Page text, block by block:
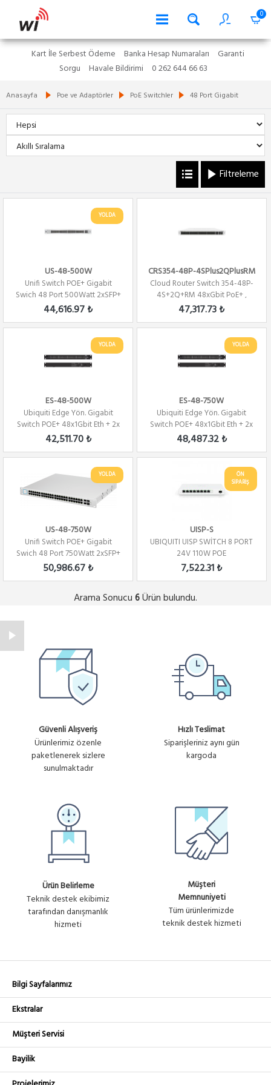
0
Kart İle Serbest Ödeme Banka Hesap Numaraları
Garanti
Sorgu
Havale Bildirimi 0 262 644 66 63
Anasayfa Poe ve Adaptörler PoE Switchler 48 Port Gigabit
Filtreleme
YOLDA
US-48-500W
Unifi Switch POE+ Gigabit
Swich 48 Port 500Watt 2xSFP+
2xSFP Yönet...
44,616.97 ₺
CRS354-48P-4SPlus2QPlusRM
Cloud Router Switch 354-48P-
4S+2Q+RM 48xGbit PoE+ ,
4xSFP+,2Qsfp+ ...
47,317.73 ₺
YOLDA
ES-48-500W
Ubiquiti Edge Yön. Gigabit
Switch POE+ 48x1Gbit Eth + 2x
SFP + 2x ...
42,511.70 ₺
YOLDA
ES-48-750W
Ubiquiti Edge Yön. Gigabit
Switch POE+ 48x1Gbit Eth + 2x
SFP + 2x ...
48,487.32 ₺
YOLDA
US-48-750W
Unifi Switch POE+ Gigabit
Swich 48 Port 750Watt 2xSFP+
2xSFP Yönet...
50,986.67 ₺
ÖN
SİPARİŞ
UISP-S
UBIQUITI UISP SWİTCH 8 PORT
24V 110W POE
7,522.31 ₺
Arama Sonucu 6Ürün bulundu.
Güvenli Alışveriş
Ürünlerimiz özenle
paketlenerek sizlere
sunulmaktadır
Hızlı Teslimat
Siparişleriniz aynı gün
kargoda
Ürün Belirleme
Teknik destek ekibimiz
tarafından danışmanlık
hizmeti
Müşteri
Memnuniyeti
Tüm ürünlerimizde
teknik destek hizmeti
Bilgi Sayfalarımız
Ekstralar
Müşteri Servisi
Bayilik